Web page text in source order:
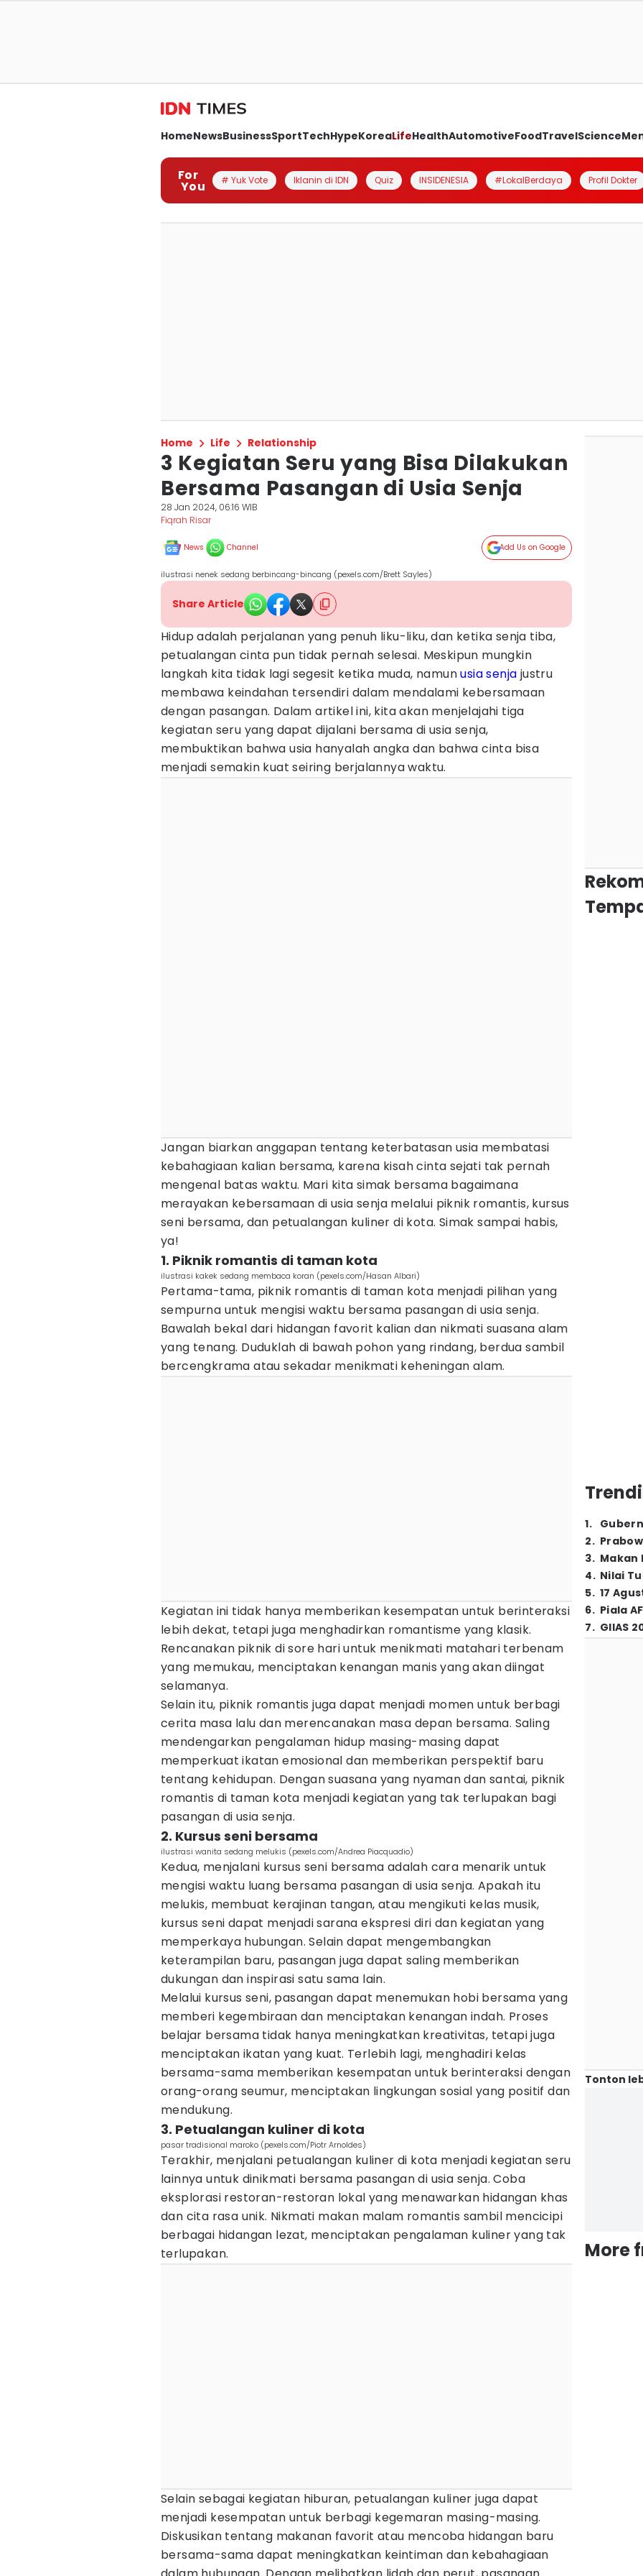
HomeNewsBusinessSportTechHypeKoreaLifeHealthAutomotiveFoodTravelScience
For
You # Yuk Vote Iklanin di IDN Quiz INSIDENESIA #LokalBerdaya Profil Dokter
Home Life Relationship
3 Kegiatan Seru yang Bisa Dilakukan
Bersama Pasangan di Usia Senja
28 Jan 2024, 06:16 WIB
Fiqrah Risar
News Channel Add Us on Google
ilustrasi nenek sedang berbincang-bincang (pexels.com/Brett Sayles)
Share Article
Hidup adalah perjalanan yang penuh liku-liku, dan ketika senja tiba,
petualangan cinta pun tidak pernah selesai. Meskipun mungkin
langkah kita tidak lagi segesit ketika muda, namunusia senja justru
membawa keindahan tersendiri dalam mendalami kebersamaan
dengan pasangan. Dalam artikel ini, kita akan menjelajahi tiga
kegiatan seru yang dapat dijalani bersama di usia senja,
membuktikan bahwa usia hanyalah angka dan bahwa cinta bisa
menjadi semakin kuat seiring berjalannya waktu.
Jangan biarkan anggapan tentang keterbatasan usia membatasi
kebahagiaan kalian bersama, karena kisah cinta sejati tak pernah
mengenal batas waktu. Mari kita simak bersama bagaimana
merayakan kebersamaan di usia senja melalui piknik romantis, kursus
seni bersama, dan petualangan kuliner di kota. Simak sampai habis,
ya!
1. Piknik romantis di taman kota
ilustrasi kakek sedang membaca koran (pexels.com/Hasan Albari)
Pertama-tama, piknik romantis di taman kota menjadi pilihan yang
sempurna untuk mengisi waktu bersama pasangan di usia senja.
Bawalah bekal dari hidangan favorit kalian dan nikmati suasana alam
yang tenang. Duduklah di bawah pohon yang rindang, berdua sambil
bercengkrama atau sekadar menikmati keheningan alam.
Kegiatan ini tidak hanya memberikan kesempatan untuk berinteraksi
lebih dekat, tetapi juga menghadirkan romantisme yang klasik.
Rencanakan piknik di sore hari untuk menikmati matahari terbenam
yang memukau, menciptakan kenangan manis yang akan diingat
selamanya.
Selain itu, piknik romantis juga dapat menjadi momen untuk berbagi
cerita masa lalu dan merencanakan masa depan bersama. Saling
mendengarkan pengalaman hidup masing-masing dapat
memperkuat ikatan emosional dan memberikan perspektif baru
tentang kehidupan. Dengan suasana yang nyaman dan santai, piknik
romantis di taman kota menjadi kegiatan yang tak terlupakan bagi
pasangan di usia senja.
2. Kursus seni bersama
ilustrasi wanita sedang melukis (pexels.com/Andrea Piacquadio)
Kedua, menjalani kursus seni bersama adalah cara menarik untuk
mengisi waktu luang bersama pasangan di usia senja. Apakah itu
melukis, membuat kerajinan tangan, atau mengikuti kelas musik,
kursus seni dapat menjadi sarana ekspresi diri dan kegiatan yang
memperkaya hubungan. Selain dapat mengembangkan
keterampilan baru, pasangan juga dapat saling memberikan
dukungan dan inspirasi satu sama lain.
Melalui kursus seni, pasangan dapat menemukan hobi bersama yang
memberi kegembiraan dan menciptakan kenangan indah. Proses
belajar bersama tidak hanya meningkatkan kreativitas, tetapi juga
menciptakan ikatan yang kuat. Terlebih lagi, menghadiri kelas
bersama-sama memberikan kesempatan untuk berinteraksi dengan
orang-orang seumur, menciptakan lingkungan sosial yang positif dan
mendukung.
3. Petualangan kuliner di kota
pasar tradisional maroko (pexels.com/Piotr Arnoldes)
Terakhir, menjalani petualangan kuliner di kota menjadi kegiatan seru
lainnya untuk dinikmati bersama pasangan di usia senja. Coba
eksplorasi restoran-restoran lokal yang menawarkan hidangan khas
dan cita rasa unik. Nikmati makan malam romantis sambil mencicipi
berbagai hidangan lezat, menciptakan pengalaman kuliner yang tak
terlupakan.
Selain sebagai kegiatan hiburan, petualangan kuliner juga dapat
menjadi kesempatan untuk berbagi kegemaran masing-masing.
Diskusikan tentang makanan favorit atau mencoba hidangan baru
bersama-sama dapat meningkatkan keintiman dan kebahagiaan
1.
2.
3. Makan
4. Nilai
5. 17
6. Piala
7. GIIAS
Tonton
More